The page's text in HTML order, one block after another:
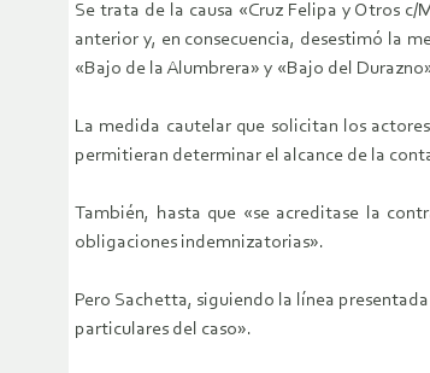
Se trata de la causa «Cruz Felipa y Otros
anterior y, en consecuencia, desestimó la
«Bajo de la Alumbrera» y «Bajo del
La medida cautelar que solicitan los
permitieran determinar el alcance de la
También, hasta que «se acreditase la
obligaciones indemnizatorias».
Pero Sachetta, siguiendo la línea
particulares del caso».